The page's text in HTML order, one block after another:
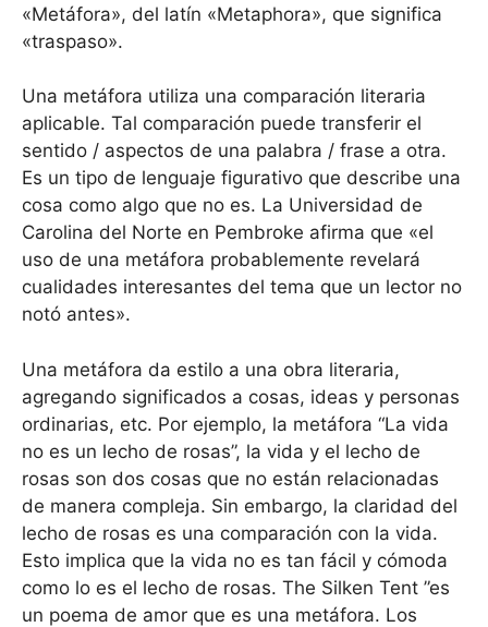
«Metáfora», del latín «Metaphora», que significa
«traspaso».
Una metáfora utiliza una comparación literaria
aplicable. Tal comparación puede transferir el
sentido / aspectos de una palabra / frase a otra.
Es un tipo de lenguaje figurativo que describe una
cosa como algo que no es. La Universidad de
Carolina del Norte en Pembroke afirma que «el
uso de una metáfora probablemente revelará
cualidades interesantes del tema que un lector no
notó antes».
Una metáfora da estilo a una obra literaria,
agregando significados a cosas, ideas y personas
ordinarias, etc. Por ejemplo, la metáfora “La vida
no es un lecho de rosas”, la vida y el lecho de
rosas son dos cosas que no están relacionadas
de manera compleja. Sin embargo, la claridad del
lecho de rosas es una comparación con la vida.
Esto implica que la vida no es tan fácil y cómoda
como lo es el lecho de rosas. The Silken Tent ”es
un poema de amor que es una metáfora. Los